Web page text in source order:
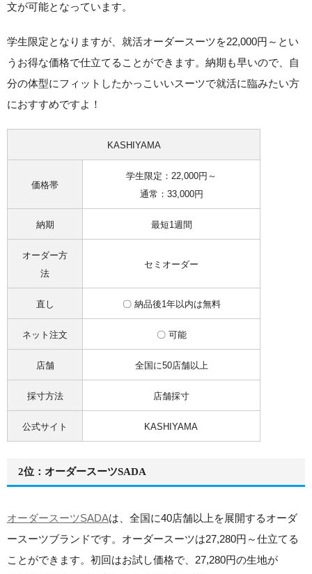
文が可能となっています。
学生限定となりますが、就活オーダースーツを22,000円～とい
うお得な価格で仕立てることができます。 納期も早いので、自
分の体型にフィットしたかっこいいスーツで就活に臨みたい方
におすすめですよ！
KASHIYAMA
価格帯
学生限定：22,000円～
通常：33,000円
納期 最短1週間
オーダー方
法
セミオーダー
直し 〇 納品後1年以内は無料
ネット注文 〇 可能
店舗 全国に50店舗以上
採寸方法 店舗採寸
公式サイト KASHIYAMA
2位：オーダースーツSADA
オーダースーツSADAは、全国に40店舗以上を展開するオーダ
ースーツブランドです。オーダースーツは27,280円～仕立てる
ことができます。 初回はお試し価格で、27,280円の生地が